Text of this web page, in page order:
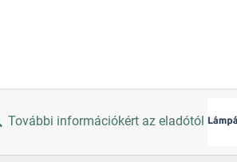
További információkért az eladótól